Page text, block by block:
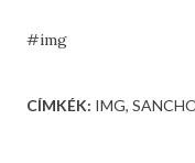
#img
CÍMKÉK: IMG